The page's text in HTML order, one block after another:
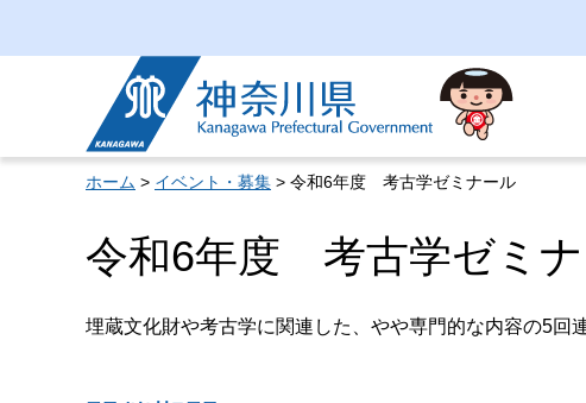
神奈川県
ホーム > イベント・募集 > 令和6年度 考古学ゼミナール
令和6年度 考古学ゼミ
埋蔵文化財や考古学に関連した、やや専門的な内容の5回